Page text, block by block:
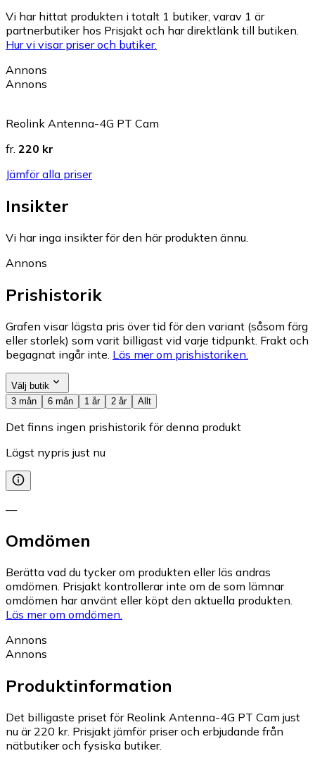
Vi har hittat produkten i totalt 1 butiker, varav 1 är
partnerbutiker hos Prisjakt och har direktlänk till butiken.
Hur vi visar priser och butiker.
Annons
Annons
Reolink Antenna-4G PT Cam
fr. 220 kr
Jämför alla priser
Insikter
Vi har inga insikter för den här produkten ännu.
Annons
Prishistorik
Grafen visar lägsta pris över tid för den variant (såsom färg
eller storlek) som varit billigast vid varje tidpunkt. Frakt och
begagnat ingår inte. Läs mer om prishistoriken.
Välj butik
3 mån
6 mån 1 år 2 år Allt
Det finns ingen prishistorik för denna produkt
Lägst nypris just nu
—
Omdömen
Berätta vad du tycker om produkten eller läs andras
omdömen. Prisjakt kontrollerar inte om de som lämnar
omdömen har använt eller köpt den aktuella produkten.
Läs mer om omdömen.
Annons
Annons
Produktinformation
Det billigaste priset för Reolink Antenna-4G PT Cam just
nu är 220 kr. Prisjakt jämför priser och erbjudande från
nätbutiker och fysiska butiker.